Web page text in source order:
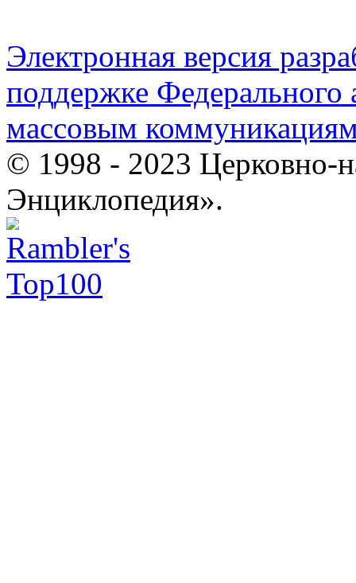
Электронная версия
поддержке Федерального
массовым
© 1998 - 2023 Церковно-
Энциклопедия».